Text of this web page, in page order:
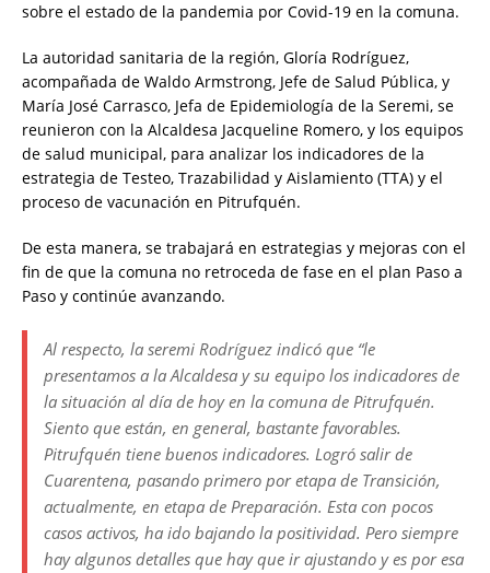
sobre el estado de la pandemia por Covid-19 en la comuna.
La autoridad sanitaria de la región, Gloría Rodríguez,
acompañada de Waldo Armstrong, Jefe de Salud Pública, y
María José Carrasco, Jefa de Epidemiología de la Seremi, se
reunieron con la Alcaldesa Jacqueline Romero, y los equipos
de salud municipal, para analizar los indicadores de la
estrategia de Testeo, Trazabilidad y Aislamiento (TTA) y el
proceso de vacunación en Pitrufquén.
De esta manera, se trabajará en estrategias y mejoras con el
fin de que la comuna no retroceda de fase en el plan Paso a
Paso y continúe avanzando.
Al respecto, la seremi Rodríguez indicó que “le
presentamos a la Alcaldesa y su equipo los indicadores de
la situación al día de hoy en la comuna de Pitrufquén.
Siento que están, en general, bastante favorables.
Pitrufquén tiene buenos indicadores. Logró salir de
Cuarentena, pasando primero por etapa de Transición,
actualmente, en etapa de Preparación. Esta con pocos
casos activos, ha ido bajando la positividad. Pero siempre
hay algunos detalles que hay que ir ajustando y es por esa